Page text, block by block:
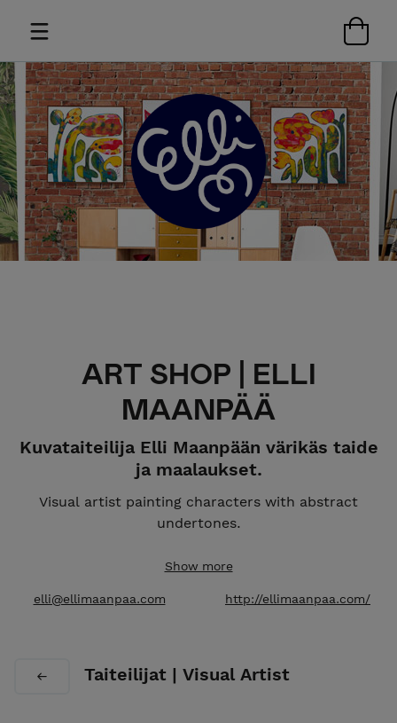
ART SHOP | ELLI
MAANPÄÄ
Kuvataiteilija Elli Maanpään värikäs taide
ja maalaukset.
Visual artist painting characters with abstract
undertones.
Meilahden Tilajakamo, Helsinki, Finland.
Show more
elli@ellimaanpaa.com http://ellimaanpaa.com/
Taiteilijat | Visual Artist